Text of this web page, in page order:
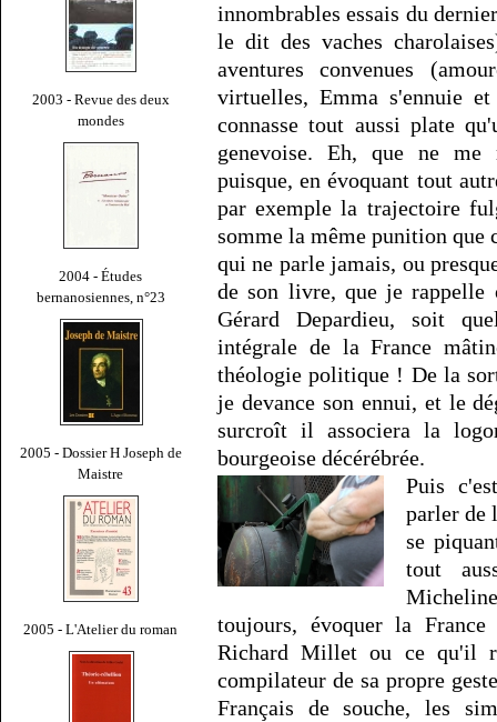
2003 - Revue des deux
mondes
2004 - Études
bernanosiennes, n°23
2005 - Dossier H Joseph de
Maistre
2005 - L'Atelier du roman
innombrables essais du
le dit des vaches
aventures convenues
virtuelles, Emma s'ennuie
connasse tout aussi plate
genevoise. Eh, que ne
puisque, en évoquant tout
par exemple la trajectoire
somme la même punition que
qui ne parle jamais, ou
de son livre, que je rappelle
Gérard Depardieu, soit
intégrale de la France
théologie politique ! De la
je devance son ennui, et le
surcroît il associera la
bourgeoise décérébrée.
Puis
parler de
se
tout
toujours, évoquer la
Richard Millet ou ce qu'il
compilateur de sa propre
Français de souche, les